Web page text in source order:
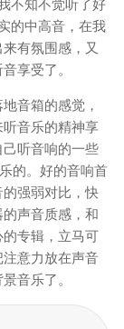
不知不觉听了好
的中高音，在我
有氛围感，又
享受了。
音箱的感觉，
音乐的精神享
听音响的一些
的。好的音响首
强弱对比，快
声音质感，和
专辑，立马可
意力放在声音
音乐了。